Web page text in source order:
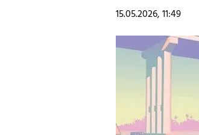
15.05.2026, 11:49